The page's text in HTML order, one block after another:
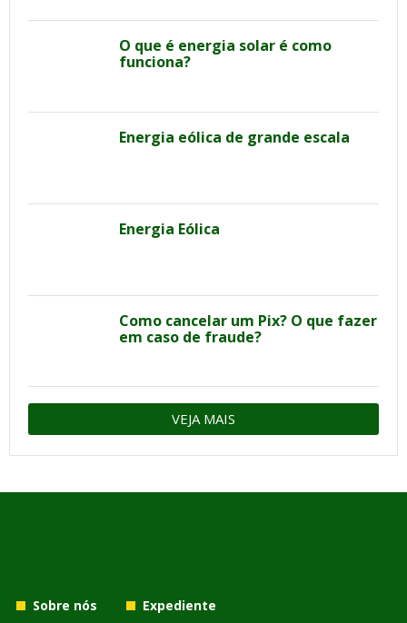
O que é energia solar é como
funciona?
Energia eólica de grande escala
Energia Eólica
Como cancelar um Pix? O que fazer
em caso de fraude?
VEJA MAIS
Sobre nós Expediente